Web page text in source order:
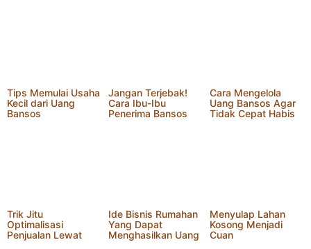
Tips Memulai Usaha
Kecil dari Uang
Bansos
Jangan Terjebak!
Cara Ibu-Ibu
Penerima Bansos
Cara Mengelola
Uang Bansos Agar
Tidak Cepat Habis
Trik Jitu
Optimalisasi
Penjualan Lewat
Ide Bisnis Rumahan
Yang Dapat
Menghasilkan Uang
Menyulap Lahan
Kosong Menjadi
Cuan